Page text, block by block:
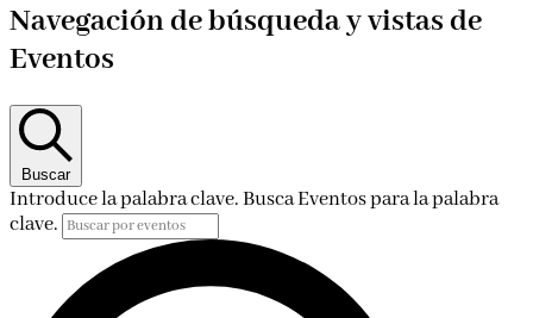
Navegación de búsqueda y vistas de
Eventos
Buscar
Introduce la palabra clave. Busca Eventos para la palabra
clave.